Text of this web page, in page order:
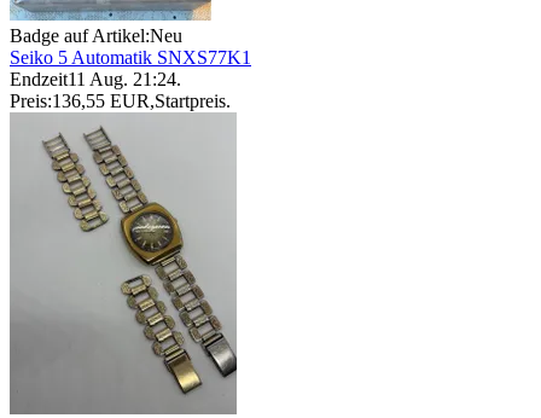
Badge auf Artikel:Neu
Seiko 5 Automatik SNXS77K1
Endzeit11 Aug. 21:24.
Preis:136,55 EUR,Startpreis.